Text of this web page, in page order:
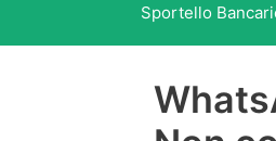
Sportello